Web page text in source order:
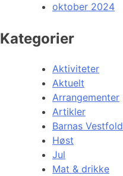
oktober 2024
Kategorier
Aktiviteter
Aktuelt
Arrangementer
Artikler
Barnas Vestfold
Høst
Jul
Mat & drikke